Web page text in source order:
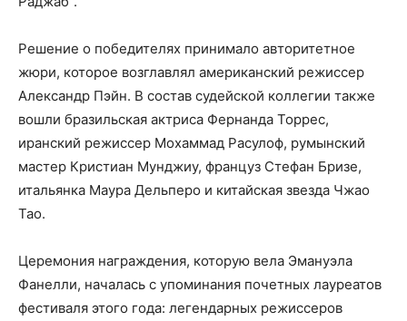
Решение о победителях принимало авторитетное
жюри, которое возглавлял американский режиссер
Александр Пэйн. В состав судейской коллегии также
вошли бразильская актриса Фернанда Торрес,
иранский режиссер Мохаммад Расулоф, румынский
мастер Кристиан Мунджиу, француз Стефан Бризе,
итальянка Маура Дельперо и китайская звезда Чжао
Тао.
Церемония награждения, которую вела Эмануэла
Фанелли, началась с упоминания почетных лауреатов
фестиваля этого года: легендарных режиссеров